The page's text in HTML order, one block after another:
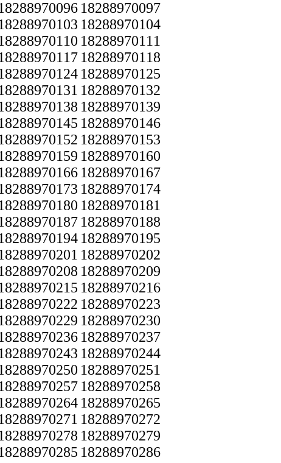
18288970097
18288970104
18288970111
18288970118
18288970125
18288970132
18288970139
18288970146
18288970153
18288970160
18288970167
18288970174
18288970181
18288970188
18288970195
18288970202
18288970209
18288970216
18288970223
18288970230
18288970237
18288970244
18288970251
18288970258
18288970265
18288970272
18288970279
18288970286